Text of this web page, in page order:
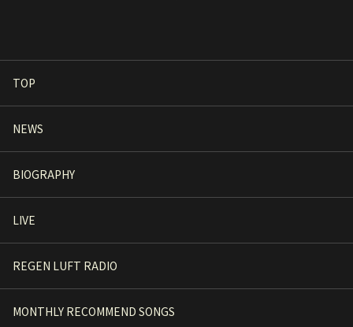
TOP
NEWS
BIOGRAPHY
LIVE
REGEN LUFT RADIO
MONTHLY RECOMMEND SONGS